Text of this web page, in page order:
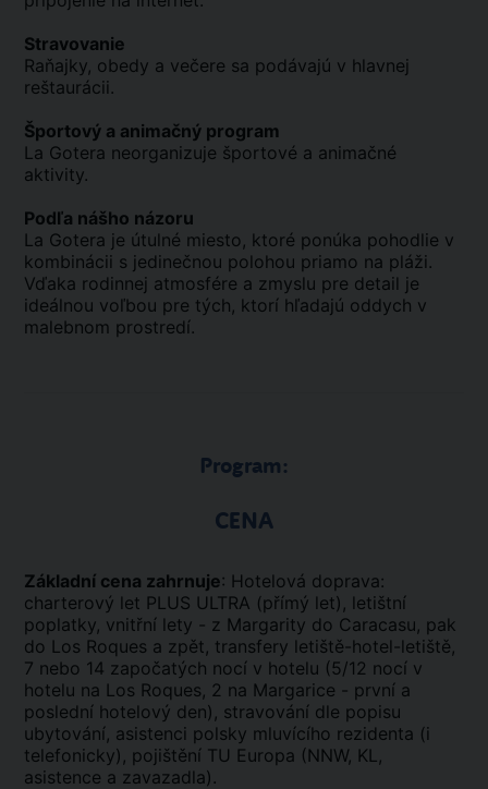
Stravovanie
Raňajky, obedy a večere sa podávajú v hlavnej
reštaurácii.
Športový a animačný program
La Gotera neorganizuje športové a animačné
aktivity.
Podľa nášho názoru
La Gotera je útulné miesto, ktoré ponúka pohodlie v
kombinácii s jedinečnou polohou priamo na pláži.
Vďaka rodinnej atmosfére a zmyslu pre detail je
ideálnou voľbou pre tých, ktorí hľadajú oddych v
malebnom prostredí.
Program:
CENA
Základní cena zahrnuje: Hotelová doprava:
charterový let PLUS ULTRA (přímý let), letištní
poplatky, vnitřní lety - z Margarity do Caracasu, pak
do Los Roques a zpět, transfery letiště-hotel-letiště,
7 nebo 14 započatých nocí v hotelu (5/12 nocí v
hotelu na Los Roques, 2 na Margarice - první a
poslední hotelový den), stravování dle popisu
ubytování, asistenci polsky mluvícího rezidenta (i
telefonicky), pojištění TU Europa (NNW, KL,
asistence a zavazadla).